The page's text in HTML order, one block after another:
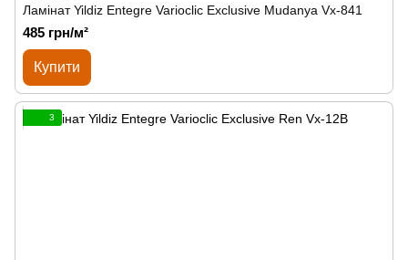
Ламінат Yildiz Entegre Varioclic Exclusive Mudanya Vx-841
485 грн/м²
Купити
3